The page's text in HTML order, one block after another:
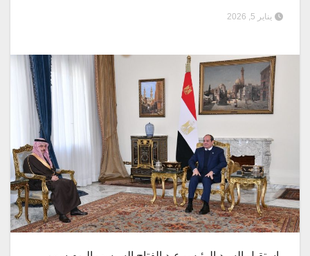
يناير 5, 2026